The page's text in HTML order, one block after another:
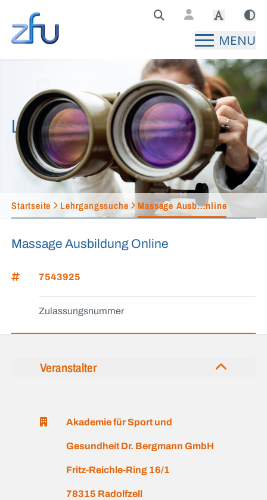
Zentralstelle für Fernunterricht Hauptseite
MENU
Lehrgangssuche
Startseite Lehrgangssuche Massage Ausb...nline
Massage Ausbildung Online
7543925
Zulassungsnummer
Veranstalter
Akademie für Sport und
Gesundheit Dr. Bergmann GmbH
Fritz-Reichle-Ring 16/1
78315 Radolfzell